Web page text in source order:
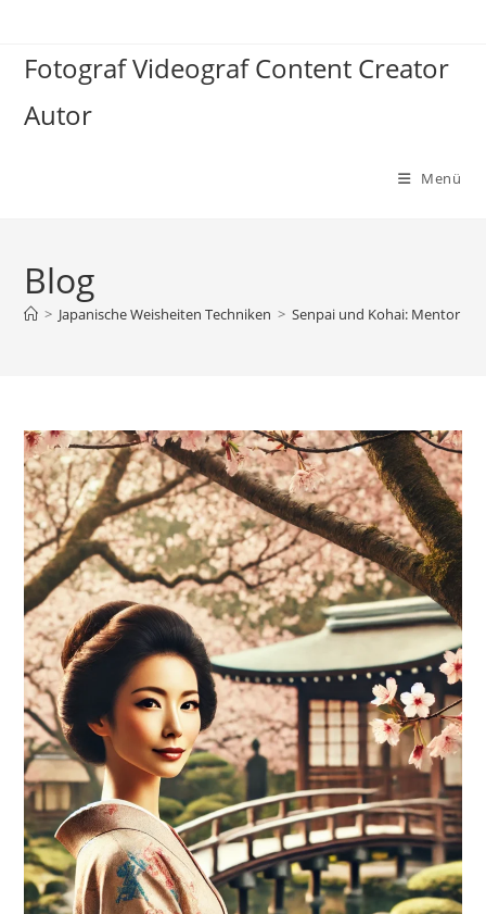
springen
Fotograf Videograf Content Creator
Autor
Menü
Blog
> Japanische Weisheiten Techniken > Senpai und Kohai: Mentor